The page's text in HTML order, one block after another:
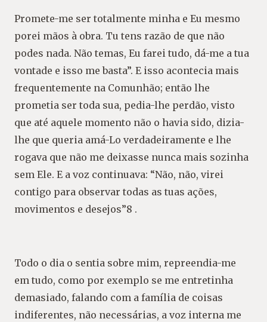
Promete-me ser totalmente minha e Eu mesmo
porei mãos à obra. Tu tens razão de que não
podes nada. Não temas, Eu farei tudo, dá-me a tua
vontade e isso me basta”. E isso acontecia mais
frequentemente na Comunhão; então lhe
prometia ser toda sua, pedia-lhe perdão, visto
que até aquele momento não o havia sido, dizia-
lhe que queria amá-Lo verdadeiramente e lhe
rogava que não me deixasse nunca mais sozinha
sem Ele. E a voz continuava: “Não, não, virei
contigo para observar todas as tuas ações,
movimentos e desejos”8 .
Todo o dia o sentia sobre mim, repreendia-me
em tudo, como por exemplo se me entretinha
demasiado, falando com a família de coisas
indiferentes, não necessárias, a voz interna me